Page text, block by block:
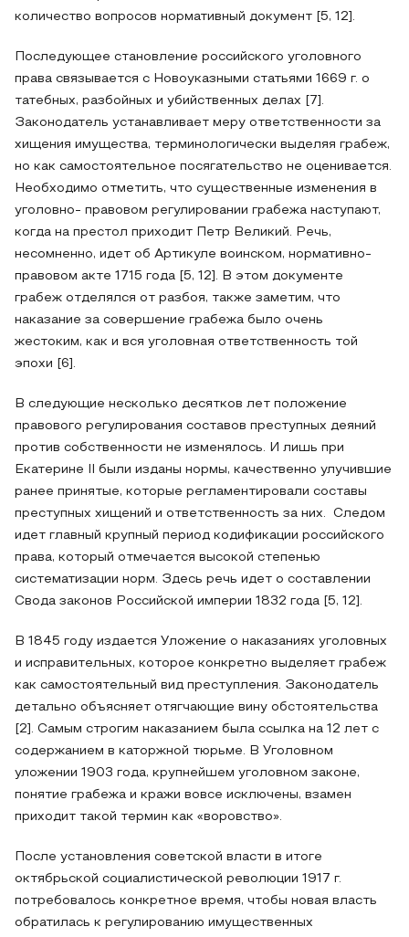
количество вопросов нормативный документ [5, 12].
Последующее становление российского уголовного
права связывается с Новоуказными статьями 1669 г. о
татебных, разбойных и убийственных делах [7].
Законодатель устанавливает меру ответственности за
хищения имущества, терминологически выделяя грабеж,
но как самостоятельное посягательство не оценивается.
Необходимо отметить, что существенные изменения в
уголовно- правовом регулировании грабежа наступают,
когда на престол приходит Петр Великий. Речь,
несомненно, идет об Артикуле воинском, нормативно-
правовом акте 1715 года [5, 12]. В этом документе
грабеж отделялся от разбоя, также заметим, что
наказание за совершение грабежа было очень
жестоким, как и вся уголовная ответственность той
эпохи [6].
В следующие несколько десятков лет положение
правового регулирования составов преступных деяний
против собственности не изменялось. И лишь при
Екатерине II были изданы нормы, качественно улучившие
ранее принятые, которые регламентировали составы
преступных хищений и ответственность за них. Следом
идет главный крупный период кодификации российского
права, который отмечается высокой степенью
систематизации норм. Здесь речь идет о составлении
Свода законов Российской империи 1832 года [5, 12].
В 1845 году издается Уложение о наказаниях уголовных
и исправительных, которое конкретно выделяет грабеж
как самостоятельный вид преступления. Законодатель
детально объясняет отягчающие вину обстоятельства
[2]. Самым строгим наказанием была ссылка на 12 лет с
содержанием в каторжной тюрьме. В Уголовном
уложении 1903 года, крупнейшем уголовном законе,
понятие грабежа и кражи вовсе исключены, взамен
приходит такой термин как «воровство».
После установления советской власти в итоге
октябрьской социалистической революции 1917 г.
потребовалось конкретное время, чтобы новая власть
обратилась к регулированию имущественных